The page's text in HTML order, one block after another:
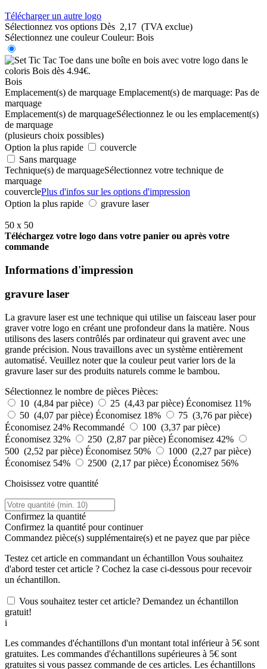
Télécharger un autre logo
Sélectionnez vos options Dès 2,17 (TVA exclue)
Sélectionnez une couleur Couleur: Bois
Bois
Emplacement(s) de marquage Emplacement(s) de marquage: Pas de
marquage
Emplacement(s) de marquageSélectionnez le ou les emplacement(s)
de marquage
(plusieurs choix possibles)
Option la plus rapide
couvercle
Sans marquage
Technique(s) de marquageSélectionnez votre technique de
marquage
couverclePlus d'infos sur les options d'impression
Option la plus rapide
gravure laser
50 x 50
Téléchargez votre logo dans votre panier ou après votre
commande
Informations d'impression
gravure laser
La gravure laser est une technique qui utilise un faisceau laser pour
graver votre logo en créant une profondeur dans la matière. Nous
utilisons des lasers contrôlés par ordinateur qui gravent avec une
grande précision. Nous travaillons avec un système entièrement
automatisé. Veuillez noter que la couleur peut varier lors de la
gravure laser sur des produits naturels comme le bambou.
Sélectionnez le nombre de pièces Pièces:
10 (4,84 par pièce)
25 (4,43 par pièce) Économisez 11%
50 (4,07 par pièce) Économisez 18%
75 (3,76 par pièce)
Économisez 24% Recommandé
100 (3,37 par pièce)
Économisez 32%
250 (2,87 par pièce) Économisez 42%
500 (2,52 par pièce) Économisez 50%
1000 (2,27 par pièce)
Économisez 54%
2500 (2,17 par pièce) Économisez 56%
Choisissez votre quantité
Confirmez la quantité
Confirmez la quantité pour continuer
Commandez pièce(s) supplémentaire(s) et ne payez que par pièce
Testez cet article en commandant un échantillon Vous souhaitez
d'abord tester cet article ? Cochez la case ci-dessous pour recevoir
un échantillon.
Vous souhaitez tester cet article? Demandez un échantillon
gratuit!
i
Les commandes d'échantillons d'un montant total inférieur à 5€ sont
gratuites. Les commandes d'échantillons supérieures à 5€ sont
gratuites si vous passez commande de ces articles. Les échantillons